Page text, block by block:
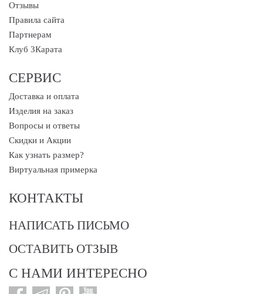
Отзывы
Правила сайта
Партнерам
Клуб 3Карата
СЕРВИС
Доставка и оплата
Изделия на заказ
Вопросы и ответы
Скидки и Акции
Как узнать размер?
Виртуальная примерка
КОНТАКТЫ
НАПИСАТЬ ПИСЬМО
ОСТАВИТЬ ОТЗЫВ
С НАМИ ИНТЕРЕСНО